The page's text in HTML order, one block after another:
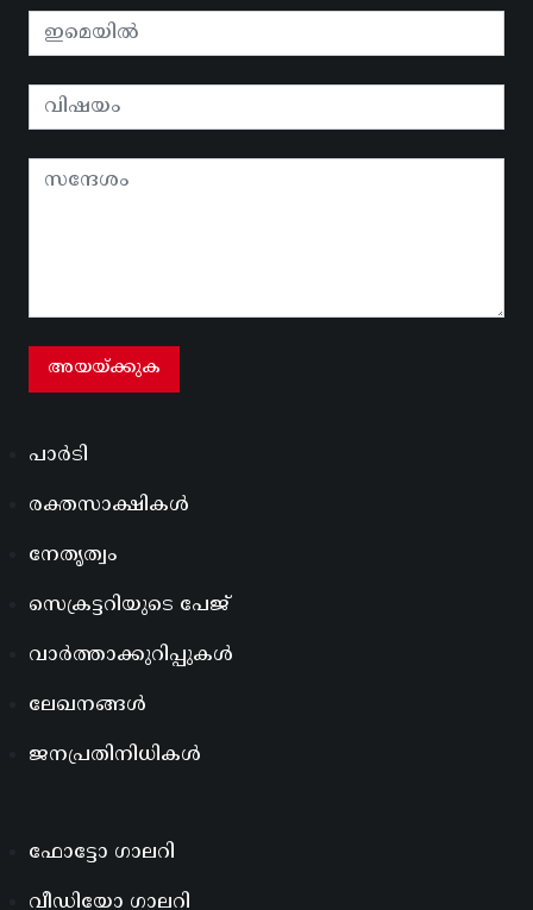
പാർടി
രക്തസാക്ഷികൾ
നേതൃത്വം
സെക്രട്ടറിയുടെ പേജ്
വാർത്താക്കുറിപ്പുകൾ
ലേഖനങ്ങൾ
ജനപ്രതിനിധികൾ
ഫോട്ടോ ഗാലറി
വീഡിയോ ഗാലറി